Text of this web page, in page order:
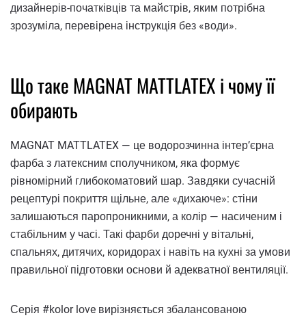
дизайнерів-початківців та майстрів, яким потрібна
зрозуміла, перевірена інструкція без «води».
Що таке MAGNAT MATTLATEX і чому її
обирають
MAGNAT MATTLATEX — це водорозчинна інтер’єрна
фарба з латексним сполучником, яка формує
рівномірний глибокоматовий шар. Завдяки сучасній
рецептурі покриття щільне, але «дихаюче»: стіни
залишаються паропроникними, а колір — насиченим і
стабільним у часі. Такі фарби доречні у вітальні,
спальнях, дитячих, коридорах і навіть на кухні за умови
правильної підготовки основи й адекватної вентиляції.
Серія #kolor love вирізняється збалансованою